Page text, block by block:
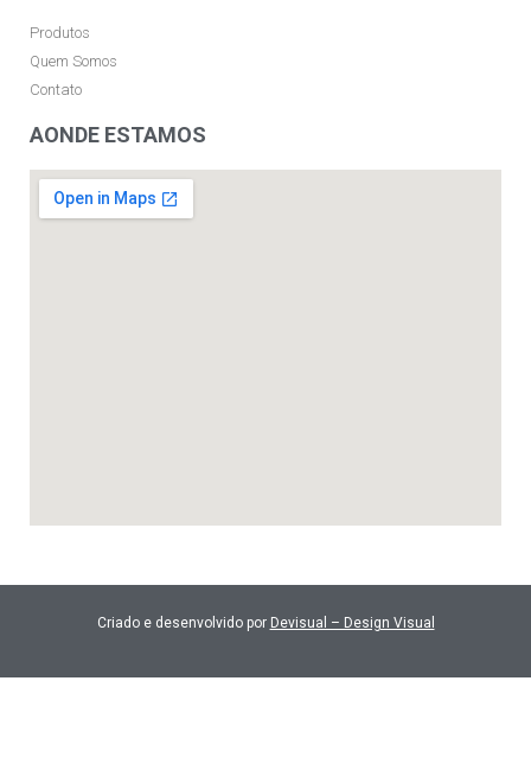
Produtos
Quem Somos
Contato
AONDE ESTAMOS
Criado e desenvolvido por Devisual – Design Visual